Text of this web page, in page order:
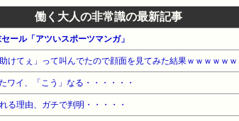
働く大人の非常識の最新記事
ール「アツいスポーツマンガ」
けてぇ」って叫んでたので顔面を見てみた結果ｗｗｗｗｗｗ
ワイ、「こう」なる・・・・・・
る理由、ガチで判明・・・・・